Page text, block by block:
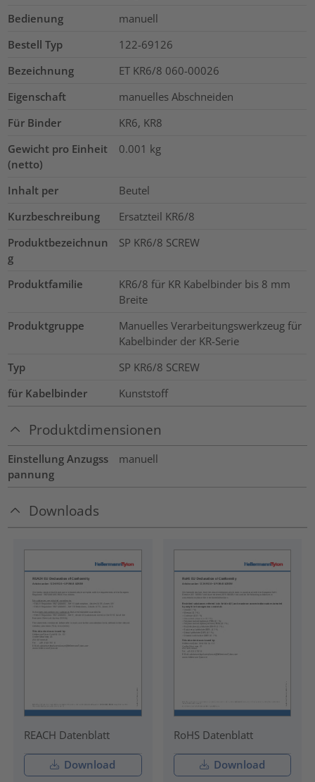
Bedienung
manuell
Bestell Typ
122-69126
Bezeichnung
ET KR6/8 060-00026
Eigenschaft
manuelles Abschneiden
Für Binder
KR6, KR8
Gewicht pro Einheit
(netto)
0.001 kg
Inhalt per
Beutel
Kurzbeschreibung
Ersatzteil KR6/8
Produktbezeichnun
g
SP KR6/8 SCREW
Produktfamilie
KR6/8 für KR Kabelbinder bis 8 mm
Breite
Produktgruppe
Manuelles Verarbeitungswerkzeug für
Kabelbinder der KR-Serie
Typ
SP KR6/8 SCREW
für Kabelbinder
Kunststoff
Produktdimensionen
Einstellung Anzugss
pannung
manuell
Downloads
REACH Datenblatt
Download
RoHS Datenblatt
Download